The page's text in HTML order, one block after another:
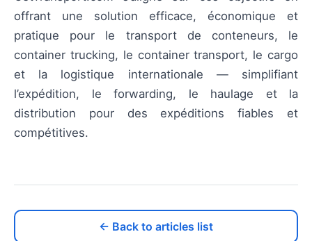
offrant une solution efficace, économique et
pratique pour le transport de conteneurs, le
container trucking, le container transport, le cargo
et la logistique internationale — simplifiant
l’expédition, le forwarding, le haulage et la
distribution pour des expéditions fiables et
compétitives.
← Back to articles list